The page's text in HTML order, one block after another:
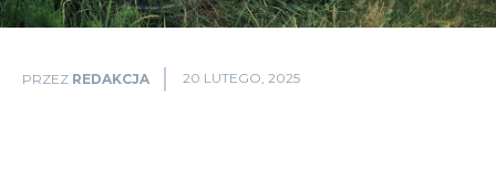
PRZEZ REDAKCJA 20 LUTEGO, 2025